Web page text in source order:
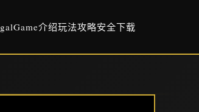
galGame介绍玩法攻略安全下载